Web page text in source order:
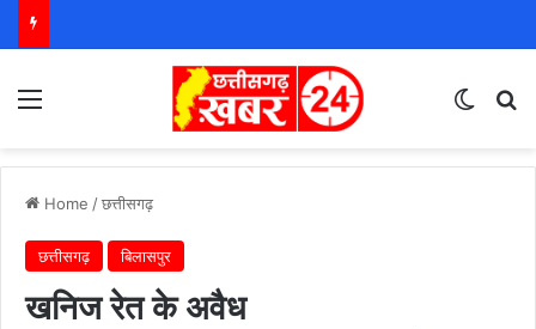
Home /छत्तीसगढ़
छत्तीसगढ़ बिलासपुर
खनिज रेत के अवैध